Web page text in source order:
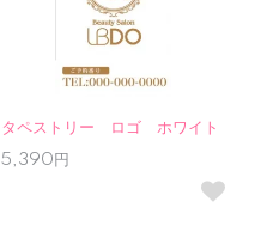
タペストリー ロゴ ホワイト
5,390円